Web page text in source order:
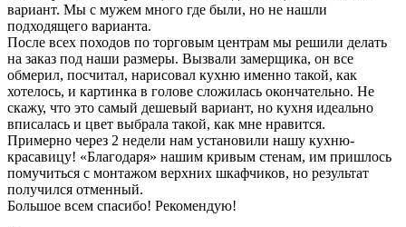
вариант. Мы с мужем много где были, но не нашли
подходящего варианта.
После всех походов по торговым центрам мы решили делать
на заказ под наши размеры. Вызвали замерщика, он все
обмерил, посчитал, нарисовал кухню именно такой, как
хотелось, и картинка в голове сложилась окончательно. Не
скажу, что это самый дешевый вариант, но кухня идеально
вписалась и цвет выбрала такой, как мне нравится.
Примерно через 2 недели нам установили нашу кухню-
красавицу! «Благодаря» нашим кривым стенам, им пришлось
помучиться с монтажом верхних шкафчиков, но результат
получился отменный.
Большое всем спасибо! Рекомендую!